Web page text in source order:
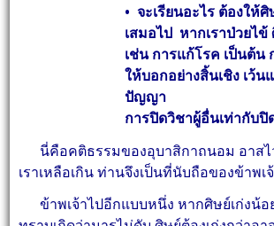
• จะเรียนอะไร ต้องให้ศิ
เสมอไป หากเราป่วยไข้
เช่น การแก้โรค เป็นต้น
ให้บอกอย่างสิ้นเชิง เว้
ปัญญา
การปิดวิชาผู้อื่นเท่ากับ
นี่คือคติธรรมของอุบาสิกาถนอม อาสไ
เราเหลือเกิน ท่านจึงเป็นที่นับถือของข้าพเ
ข้าพเจ้าไปอีกแบบหนึ่ง หากศิษย์เก่งน้อ